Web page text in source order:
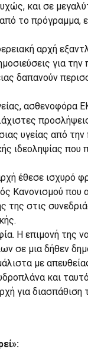
και σε
το πρόγραμμα,
αρχή
για
δαπανούν
ασθενοφόρα
υγείας από την
ιδεοληψίας που
έθεσε ισχυρό
Κανονισμού που
της στις
Η επιμονή της
σε μια δήθεν
με
και
για διασπάθιση